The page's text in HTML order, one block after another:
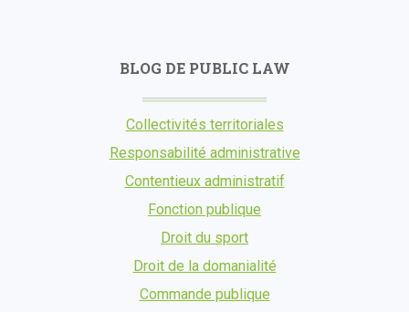
BLOG DE PUBLIC LAW
Collectivités territoriales
Responsabilité administrative
Contentieux administratif
Fonction publique
Droit du sport
Droit de la domanialité
Commande publique